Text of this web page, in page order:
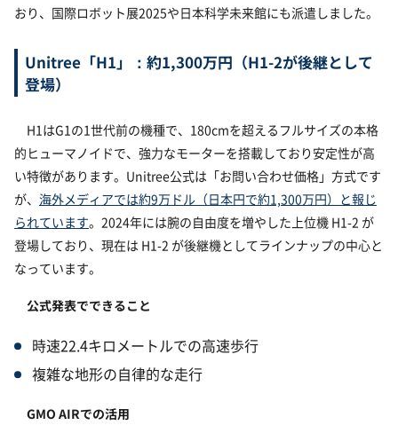
おり、国際ロボット展2025や日本科学未来館にも派遣しました。
Unitree「H1」：約1,300万円（H1-2が後継として
登場）
H1はG1の1世代前の機種で、180cmを超えるフルサイズの本格
的ヒューマノイドで、強力なモーターを搭載しており安定性が高
い特徴があります。Unitree公式は「お問い合わせ価格」方式です
が、 海外メディアでは約9万ドル（日本円で約1,300万円）と報じ
られています。2024年には腕の自由度を増やした上位機 H1-2 が
登場しており、現在は H1-2 が後継機としてラインナップの中心と
なっています。
公式発表でできること
時速22.4キロメートルでの高速歩行
複雑な地形の自律的な走行
GMO AIRでの活用